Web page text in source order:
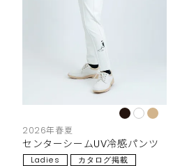
2026年春夏
センターシームUV冷感パンツ
Ladies
カタログ掲載